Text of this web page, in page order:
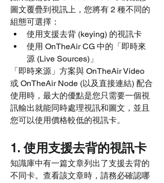
圖文覆疊到視訊上，您將有 2 種不同的
組態可選擇：
使用支援去背 (keying) 的視訊卡
使用 OnTheAir CG 中的「即時來
源 (Live Sources)」
「即時來源」方案與 OnTheAir Video
或 OnTheAir Node (以及直接連結) 配合
使用時，最大的優點是您只需要一個視
訊輸出就能同時處理視訊和圖文，並且
您可以使用價格較低的視訊卡。
1. 使用支援去背的視訊卡
知識庫中有一篇文章列出了支援去背的
不同卡。查看該文章時，請務必確認哪